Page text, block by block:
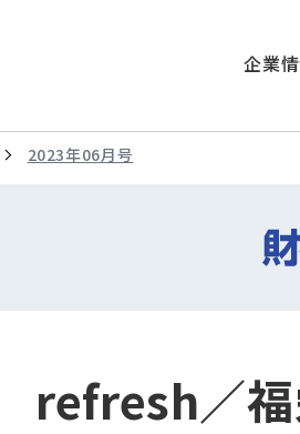
企業
2023年06月号
refresh／